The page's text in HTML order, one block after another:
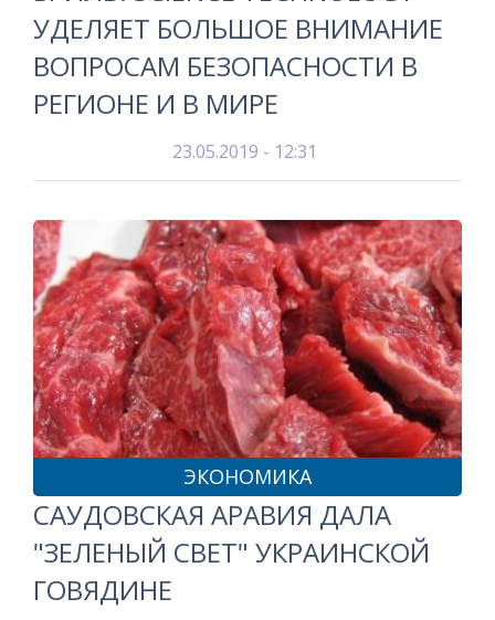
УДЕЛЯЕТ БОЛЬШОЕ ВНИМАНИЕ
ВОПРОСАМ БЕЗОПАСНОСТИ В
РЕГИОНЕ И В МИРЕ
23.05.2019 - 12:31
ЭКОНОМИКА
САУДОВСКАЯ АРАВИЯ ДАЛА
"ЗЕЛЕНЫЙ СВЕТ" УКРАИНСКОЙ
ГОВЯДИНЕ